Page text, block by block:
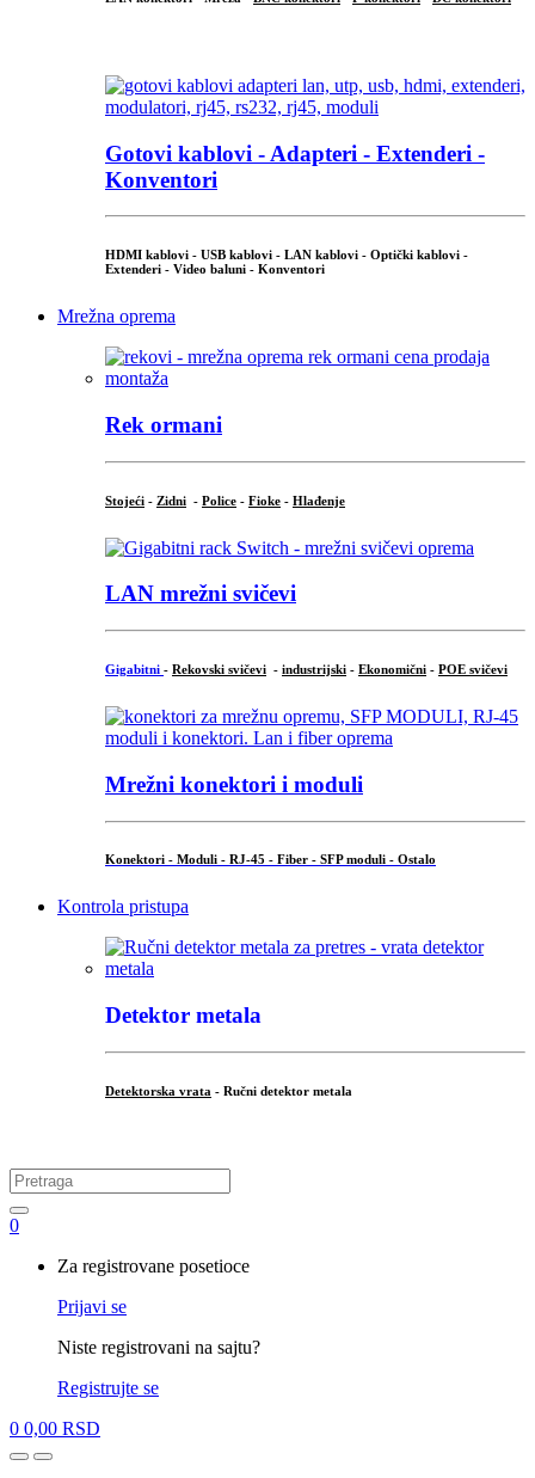
Gotovi kablovi - Adapteri - Extenderi -
Konventori
HDMI kablovi - USB kablovi - LAN kablovi - Optički kablovi -
Extenderi - Video baluni - Konventori
Mrežna oprema
Rek ormani
Stojeći - Zidni - Police - Fioke - Hlađenje
LAN mrežni svičevi
Gigabitni - Rekovski svičevi - industrijski - Ekonomični - POE svičevi
Mrežni konektori i moduli
Konektori - Moduli - RJ-45 - Fiber - SFP moduli - Ostalo
Kontrola pristupa
Detektor metala
Detektorska vrata - Ručni detektor metala
Search
for:
0
Za registrovane posetioce
Prijavi se
Niste registrovani na sajtu?
Registrujte se
0 0,00 RSD
OpenClose